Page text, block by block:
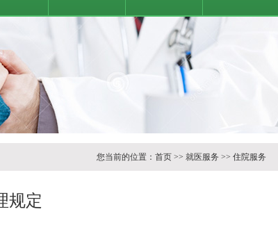
您当前的位置： 首页 >> 就医服务 >> 住院服务
规定